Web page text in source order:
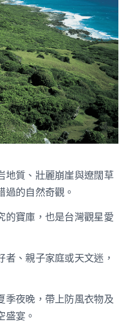
地質、壯麗崩崖與遼闊草
過的自然奇觀。
的寶庫，也是台灣觀星愛
、親子家庭或天文迷，
季夜晚，帶上防風衣物及
盛宴。